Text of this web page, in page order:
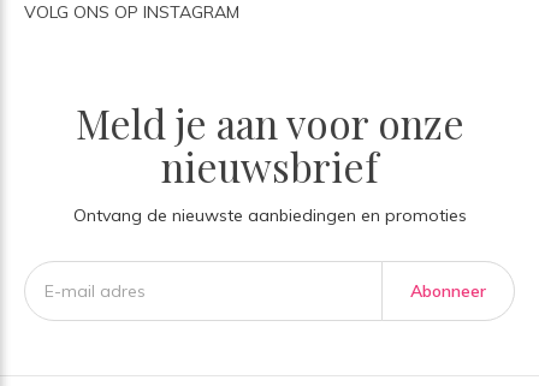
VOLG ONS OP INSTAGRAM
Meld je aan voor onze
nieuwsbrief
Ontvang de nieuwste aanbiedingen en promoties
Abonneer